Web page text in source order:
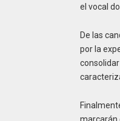
el vocal
De las
por la
marcarán